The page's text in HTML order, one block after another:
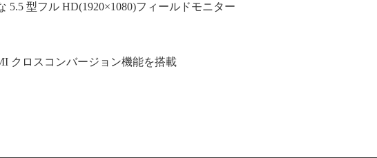
5.5 型フル HD(1920×1080)フィールドモニター
クロスコンバージョン機能を搭載